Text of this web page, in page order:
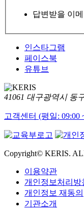
답변받을 이
인스타그램
페이스북
유튜브
41061 대구광역시 동
고객센터 (평일: 09:00
Copyright© KERIS.
이용약관
개인정보처리방
개인정보 재동의
기관소개